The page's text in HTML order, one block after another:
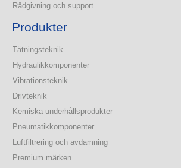
Rådgivning och support
Produkter
Tätningsteknik
Hydraulikkomponenter
Vibrationsteknik
Drivteknik
Kemiska underhållsprodukter
Pneumatikkomponenter
Luftfiltrering och avdamning
Premium märken